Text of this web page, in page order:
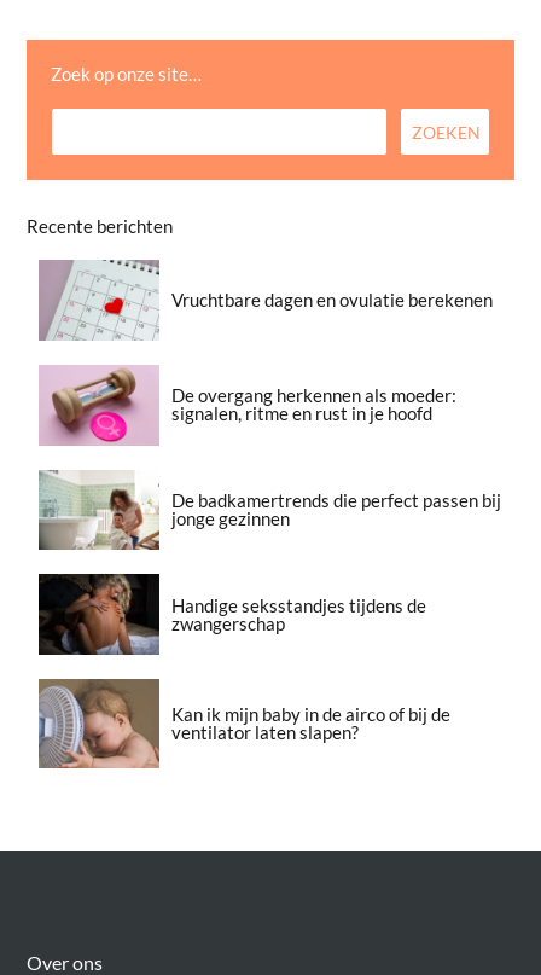
Zoek op onze site…
Recente berichten
Vruchtbare dagen en ovulatie berekenen
De overgang herkennen als moeder:
signalen, ritme en rust in je hoofd
De badkamertrends die perfect passen bij
jonge gezinnen
Handige seksstandjes tijdens de
zwangerschap
Kan ik mijn baby in de airco of bij de
ventilator laten slapen?
Over ons